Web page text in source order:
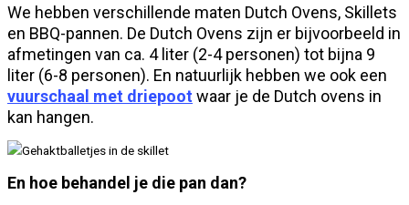
We hebben verschillende maten Dutch Ovens, Skillets
en BBQ-pannen. De Dutch Ovens zijn er bijvoorbeeld in
afmetingen van ca. 4 liter (2-4 personen) tot bijna 9
liter (6-8 personen). En natuurlijk hebben we ook een
vuurschaal met driepoot waar je de Dutch ovens in
kan hangen.
En hoe behandel je die pan dan?